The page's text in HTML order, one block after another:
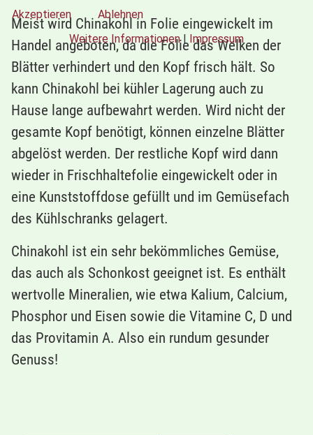
Meist wird Chinakohl in Folie eingewickelt im
Handel angeboten, da die Folie das Welken der
Blätter verhindert und den Kopf frisch hält. So
kann Chinakohl bei kühler Lagerung auch zu
Hause lange aufbewahrt werden. Wird nicht der
gesamte Kopf benötigt, können einzelne Blätter
abgelöst werden. Der restliche Kopf wird dann
wieder in Frischhaltefolie eingewickelt oder in
eine Kunststoffdose gefüllt und im Gemüsefach
des Kühlschranks gelagert.
Chinakohl ist ein sehr bekömmliches Gemüse,
das auch als Schonkost geeignet ist. Es enthält
wertvolle Mineralien, wie etwa Kalium, Calcium,
Phosphor und Eisen sowie die Vitamine C, D und
das Provitamin A. Also ein rundum gesunder
Genuss!
Akzeptieren
Ablehnen
Weitere Informationen| Impressum